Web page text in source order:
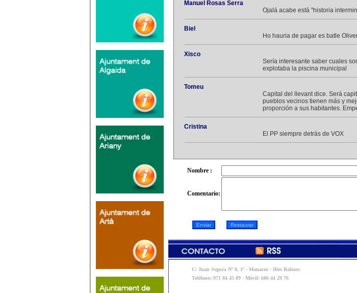
Manuel Rosas Serra
Ojalá acabe está "historia
Biel
Ho hauria de pagar es batle
Xisco
Sería interesante saber cuales
explotaba la piscina municipal
Tomeu
Capital del llevant dice. Será
pueblos vecinos tienen más y
proporción a sus habitantes.
Cristina
El PP siempre detrás de VOX
Nombre :
Comentario:
C/ Juan Segura Nº 8, 1º - Manacor - Illes Balears
Teléfono: 971 84 45 89 - Móvil: 606 44 29 76